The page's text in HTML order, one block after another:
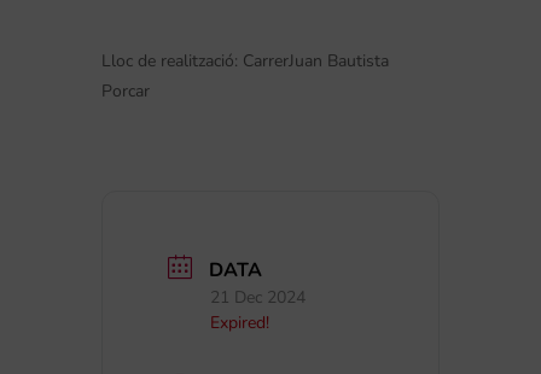
Lloc de realització: CarrerJuan Bautista
Porcar
DATA
21 Dec 2024
Expired!